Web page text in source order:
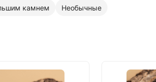
камнем Необычные